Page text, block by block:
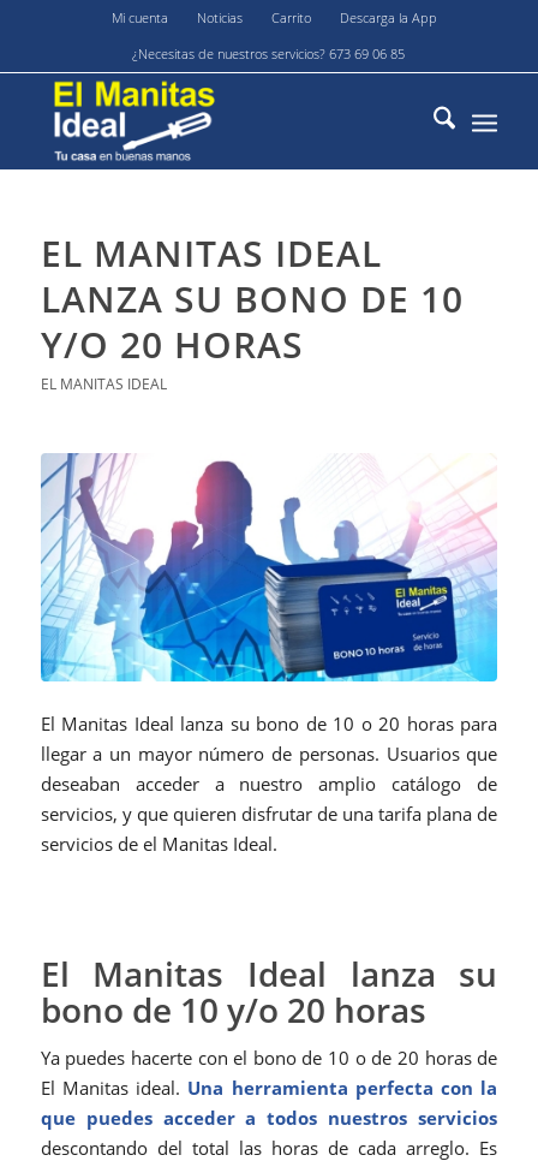
Mi cuenta Noticias Carrito
Descarga la App
¿Necesitas de nuestros servicios? 673 69 06 85
EL MANITAS IDEAL
LANZA SU BONO DE 10
Y/O 20 HORAS
EL MANITAS IDEAL
El Manitas Ideal lanza su bono de 10 o 20 horas para
llegar a un mayor número de personas. Usuarios que
deseaban acceder a nuestro amplio catálogo de
servicios, y que quieren disfrutar de una tarifa plana de
servicios de el Manitas Ideal.
El Manitas Ideal lanza su
bono de 10 y/o 20 horas
Ya puedes hacerte con el bono de 10 o de 20 horas de
El Manitas ideal. Una herramienta perfecta con la
que puedes acceder a todos nuestros servicios
descontando del total las horas de cada arreglo. Es